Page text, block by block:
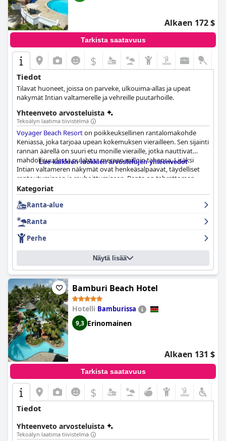
Alkaen 172 $
Tarkista saatavuus
$
Tiedot
Tilavat huoneet, joissa on parveke, ulkouima-allas ja upeat
näkymät Intian valtamerelle ja vehreille puutarhoille.
Yhteenveto arvosteluista
Tekoälyn laatima tiivistelmä
Voyager Beach Resorton poikkeuksellinen rantalomakohde
Keniassa, joka tarjoaa upean kokemuksen vierailleen. Sen sijainti
rannan äärellä on suuri etu monille vieraille, jotka nauttivat
mahdollisuudesta pulahtaa mereen milloin tahansa. Lisäksi
Intian valtameren näkymät ovat henkeäsalpaavat, täydelliset
rentoutumiseen ja rauhoittumiseen. Ranta on tahrattoman
puhdas, mikä takaa täydellisen auringossa loikoilun. Niille, jotka
suosivat altaan äärellä loikoilua, hotellin uima-altaat ovat
erinomaiset ja tarjoavat upeat näkymät merelle.
Voyager Beach
merinäköalat. Vieraat ovat vaikuttuneita upeasta yhdistelmästä
hienoa rantaa, siistejä huoneita, maalauksellisia näkymiä ja
erinomaisia uima-altaita, mikä tekee
täydellisen lomakohteen.
Lue kaikkien luokkien arvostelujen yhteenvedot
Kategoriat
Ranta-alue
Ranta
Perhe
Näytä lisää
Bamburi Beach Hotel
Hotelli Bamburissa
9,3 Erinomainen
Alkaen 131 $
Tarkista saatavuus
$
Tiedot
Yhteenveto arvosteluista
Tekoälyn laatima tiivistelmä